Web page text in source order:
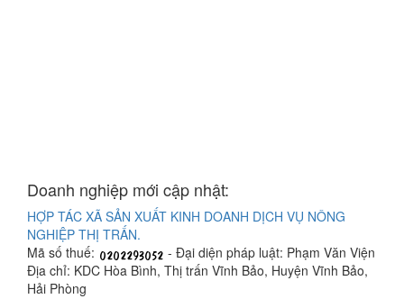
Doanh nghiệp mới cập nhật:
HỢP TÁC XÃ SẢN XUẤT KINH DOANH DỊCH VỤ NÔNG
NGHIỆP THỊ TRẤN.
Mã số thuế:
- Đại diện pháp luật: Phạm Văn Viện
Địa chỉ: KDC Hòa Bình, Thị trấn Vĩnh Bảo, Huyện Vĩnh Bảo,
Hải Phòng